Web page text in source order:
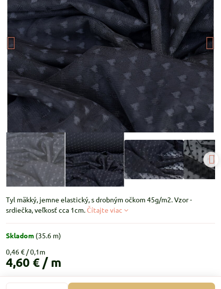
Tyl mäkký, jemne elastický, s drobným očkom 45g/m2. Vzor -
srdiečka, veľkosť cca 1cm. Čítajte viac
Skladom (35.6 m)
0,46 €
4,60 € / m